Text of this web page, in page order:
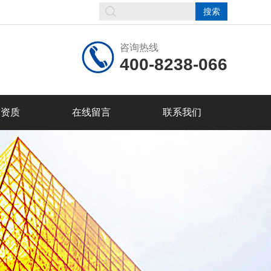
咨询热线
400-8238-066
质 在线留言 联系我们